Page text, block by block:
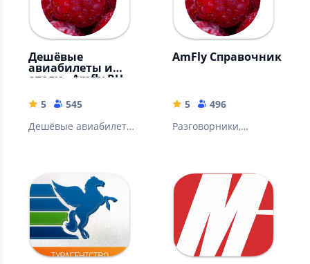
Дешёвые
авиабилеты и
отели - Amfly.RU
5
545
Дешёвые авиабилеты,
Разговорники,
справочники.
AmFly Справочник
5
496
Разговорники,
авиакомпаний,
полезная
информация.